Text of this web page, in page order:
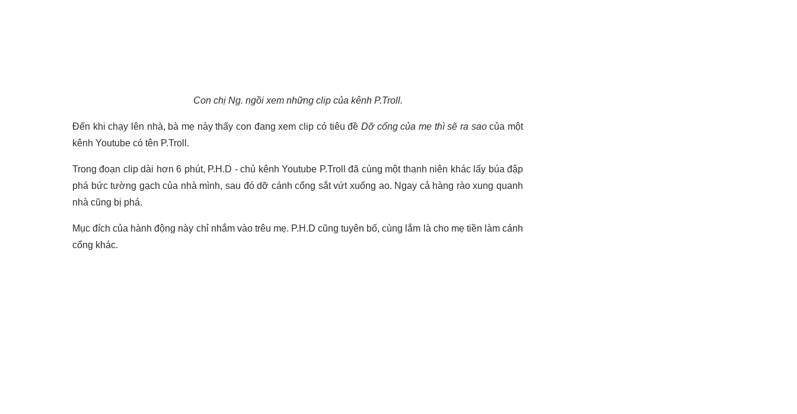
Con chị Ng. ngồi xem những clip của kênh P.Troll.
Đến khi chạy lên nhà, bà mẹ này thấy con đang xem clip có tiêu đề Dỡ cổng của mẹ thì sẽ ra saocủa một
kênh Youtube có tên P.Troll.
Trong đoạn clip dài hơn 6 phút, P.H.D - chủ kênh Youtube P.Troll đã cùng một thanh niên khác lấy búa đập
phá bức tường gạch của nhà mình, sau đó dỡ cánh cổng sắt vứt xuống ao. Ngay cả hàng rào xung quanh
nhà cũng bị phá.
Mục đích của hành động này chỉ nhắm vào trêu mẹ. P.H.D cũng tuyên bố, cùng lắm là cho mẹ tiền làm cánh
cổng khác.